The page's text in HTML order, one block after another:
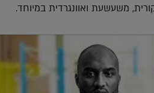
משעשעת ואוונגרדית במיוחד.